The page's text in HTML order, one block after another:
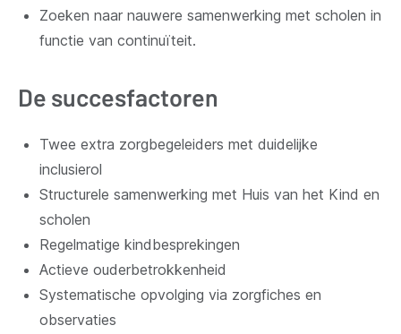
Zoeken naar nauwere samenwerking met scholen in
functie van continuïteit.
De succesfactoren
Twee extra zorgbegeleiders met duidelijke
inclusierol
Structurele samenwerking met Huis van het Kind en
scholen
Regelmatige kindbesprekingen
Actieve ouderbetrokkenheid
Systematische opvolging via zorgfiches en
observaties